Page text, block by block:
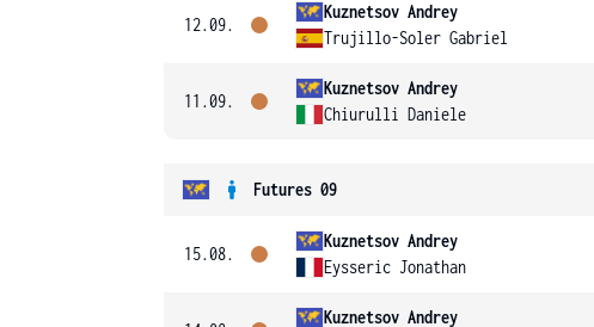
12.09.
Kuznetsov Andrey
Trujillo-Soler Gabriel
11.09.
Kuznetsov Andrey
Chiurulli Daniele
Futures 09
15.08.
Kuznetsov Andrey
Eysseric Jonathan
Kuznetsov Andrey